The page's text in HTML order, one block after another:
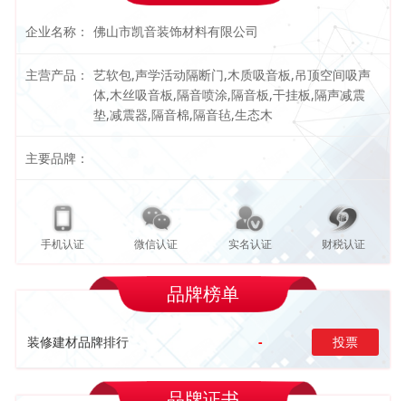
企业名称： 佛山市凯音装饰材料有限公司
主营产品： 艺软包,声学活动隔断门,木质吸音板,吊顶空间吸声
体,木丝吸音板,隔音喷涂,隔音板,干挂板,隔声减震
垫,减震器,隔音棉,隔音毡,生态木
主要品牌：
手机认证 微信认证 实名认证 财税认证
品牌榜单
装修建材品牌排行 - 投票